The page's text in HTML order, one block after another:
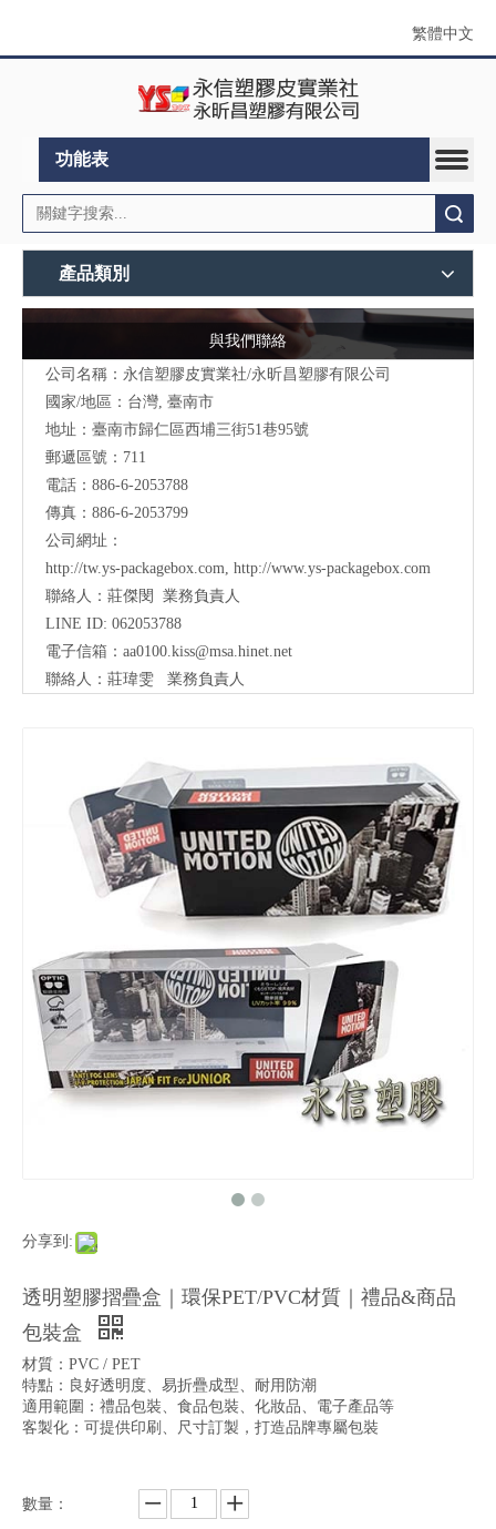
繁體中文
功能表
產品類別
與我們聯絡
公司名稱：永信塑膠皮實業社/永昕昌塑膠有限公司
國家/地區：台灣, 臺南市
地址： 臺南市歸仁區西埔三街51巷95號
郵遞區號：711
電話：886-6-2053788
傳真：886-6-2053799
公司網址：
http://tw.ys-packagebox.com http://www.ys-packagebox.com
聯絡人：莊傑閔 業務負責人
LINE ID: 062053788
電子信箱： aa0100.kiss@msa.hinet.net
聯絡人：莊瑋雯 業務負責人
分享到:
透明塑膠摺疊盒｜環保PET/PVC材質｜禮品&商品
包裝盒
材質：PVC / PET
特點：良好透明度、易折疊成型、耐用防潮
適用範圍：禮品包裝、食品包裝、化妝品、電子產品等
客製化：可提供印刷、尺寸訂製，打造品牌專屬包裝
數量：